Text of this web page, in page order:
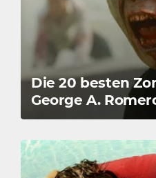
Die 20 besten
George A.